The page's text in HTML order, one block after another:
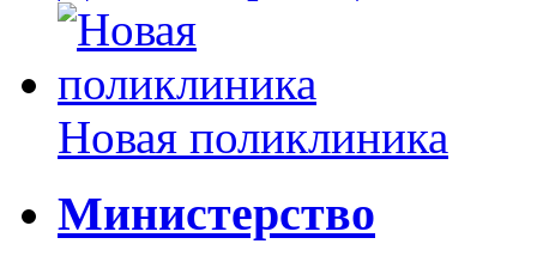
Новая поликлиника
Министерство